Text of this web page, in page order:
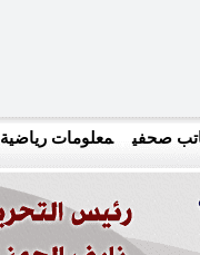
صحفي معلومات رياضية